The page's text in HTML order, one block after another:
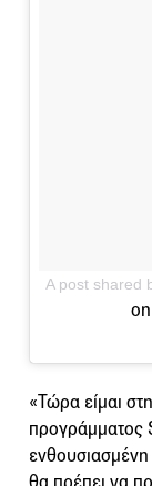
A post shared
on
«Τώρα είμαι
προγράμματος